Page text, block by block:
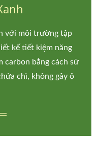
với môi trường tập
kế tiết kiệm năng
carbon bằng cách sử
chì, không gây ô